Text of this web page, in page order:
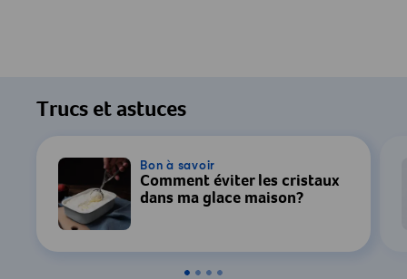
Trucs et astuces
Bon à savoir
Comment éviter les cristaux
dans ma glace maison?